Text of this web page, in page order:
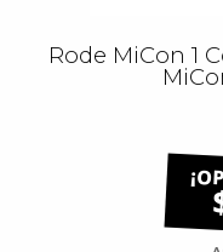
Rode MiCon 1